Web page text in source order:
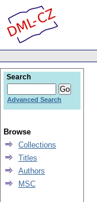
Search
Advanced Search
Browse
Collections
Titles
Authors
MSC